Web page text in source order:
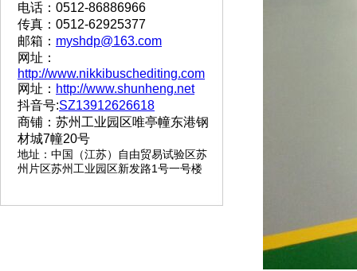
电话：0512-86886966
传真：0512-62925377
邮箱： myshdp@163.com
网址：
http://www.nikkibuschediting.com
网址： http://www.shunheng.net
抖音号:SZ13912626618
商铺：苏州工业园区唯亭幢东港钢
材城7幢20号
地址 ： 中国（江苏）自由贸易试验区苏
州片区苏州工业园区新发路1号一号楼